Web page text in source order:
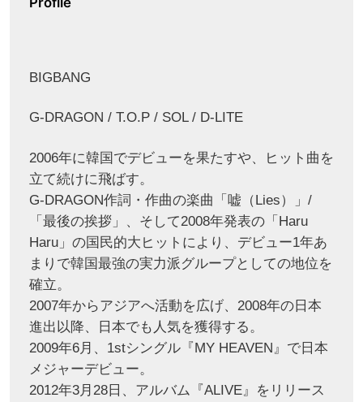
BIGBANG
G-DRAGON / T.O.P / SOL / D-LITE
2006年に韓国でデビューを果たすや、ヒット曲を
立て続けに飛ばす。
G-DRAGON作詞・作曲の楽曲「嘘（Lies）」/
「最後の挨拶」、そして2008年発表の「Haru
Haru」の国民的大ヒットにより、デビュー1年あ
まりで韓国最強の実力派グループとしての地位を
確立。
2007年からアジアへ活動を広げ、2008年の日本
進出以降、日本でも人気を獲得する。
2009年6月、1stシングル『MY HEAVEN』で日本
メジャーデビュー。
2012年3月28日、アルバム『ALIVE』をリリース